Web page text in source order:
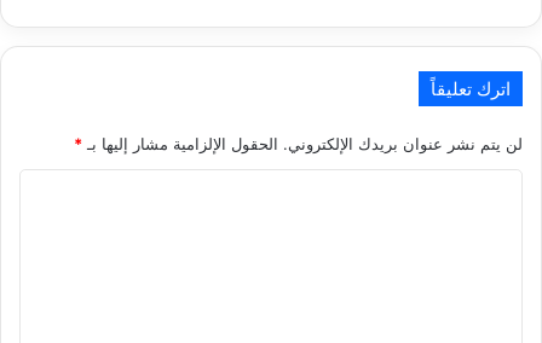
ا
ل
س
ط
ا
م
و
ب
ا
اترك تعليقاً
لن يتم نشر عنوان بريدك الإلكتروني. الحقول الإلزامية مشار إليها بـ *